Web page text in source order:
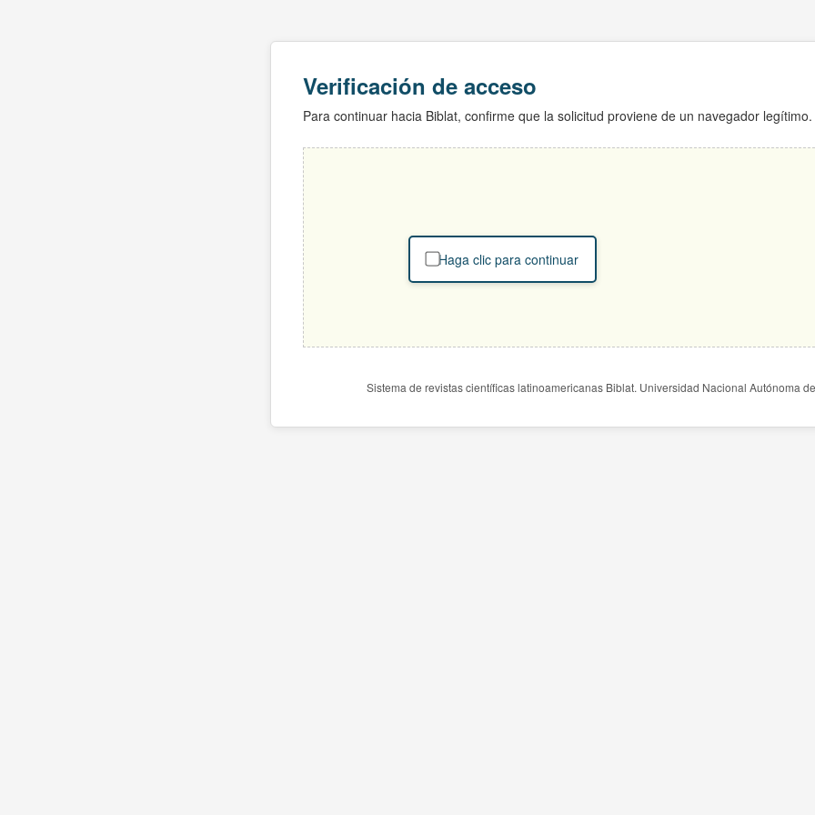
Verificación de acceso
Para continuar hacia Biblat, confirme que la solicitud proviene de un navegador legítimo.
Haga clic para continuar
Sistema de revistas científicas latinoamericanas Biblat. Universidad Nacional Autónoma